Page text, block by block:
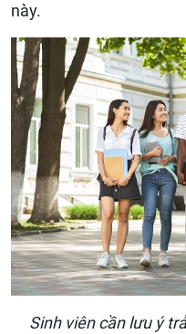
này.
Sinh viên cần lưu ý